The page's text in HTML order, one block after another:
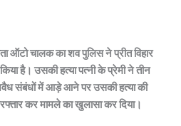
ऑटो चालक का शव पुलिस ने प्रीत विहार
है। उसकी हत्या पत्नी के प्रेमी ने तीन
संबंधों में आड़े आने पर उसकी हत्या की
कर मामले का खुलासा कर दिया।